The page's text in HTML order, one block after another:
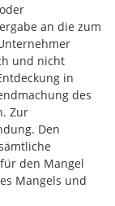
an die zum
und nicht
in
des
Zur
Den
den Mangel
Mangels und